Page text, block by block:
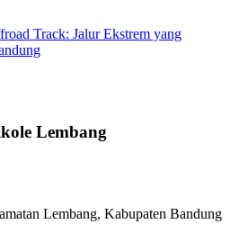
Track: Jalur Ekstrem yang
Lembang
Lembang, Kabupaten Bandung